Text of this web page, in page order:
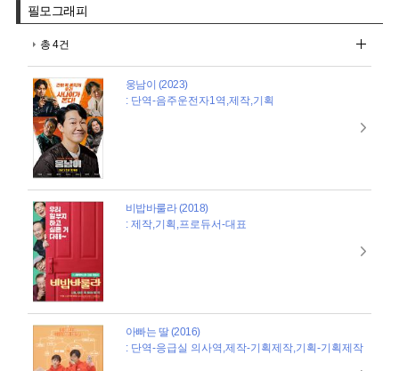
필모그래피
총 4건
웅남이 (2023)
: 단역-음주운전자1역,제작,기획
비밥바룰라 (2018)
: 제작,기획,프로듀서-대표
아빠는 딸 (2016)
: 단역-응급실 의사역,제작-기획제작,기획-기획제작